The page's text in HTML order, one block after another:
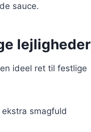
sauce.
lejligheder
ideel ret til festlige
smagfuld